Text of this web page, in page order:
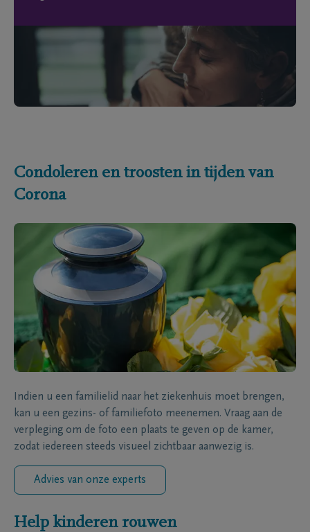
Condoleren en troosten in tijden van
Corona
Indien u een familielid naar het ziekenhuis moet brengen,
kan u een gezins- of familiefoto meenemen. Vraag aan de
verpleging om de foto een plaats te geven op de kamer,
zodat iedereen steeds visueel zichtbaar aanwezig is.
Advies van onze experts
Help kinderen rouwen